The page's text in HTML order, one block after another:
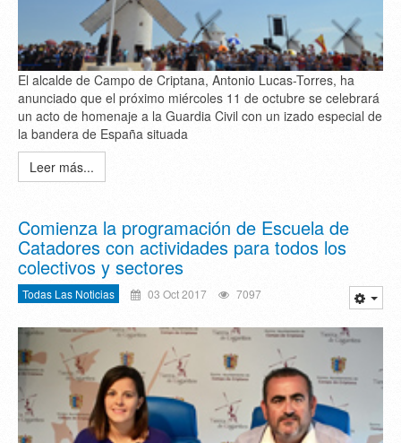
El alcalde de Campo de Criptana, Antonio Lucas-Torres, ha
anunciado que el próximo miércoles 11 de octubre se celebrará
un acto de homenaje a la Guardia Civil con un izado especial de
la bandera de España situada
Leer más...
Comienza la programación de Escuela de
Catadores con actividades para todos los
colectivos y sectores
Todas Las Noticias 03 Oct 2017 7097